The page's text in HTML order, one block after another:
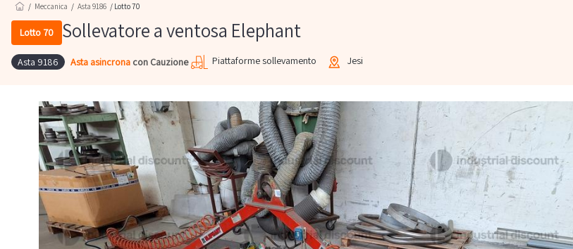
/ Meccanica / Asta 9186 / Lotto 70
Lotto 70 Sollevatore a ventosa Elephant
Asta 9186 Asta asincrona con Cauzione Piattaforme sollevamento Jesi